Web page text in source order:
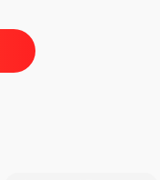
de Castigo